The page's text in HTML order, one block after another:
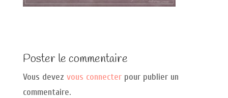
Poster le commentaire
Vous devez vous connecterpour publier un
commentaire.